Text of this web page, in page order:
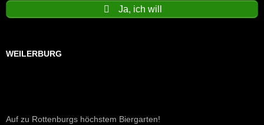
Ja, ich will
WEILERBURG
Auf zu Rottenburgs höchstem Biergarten!